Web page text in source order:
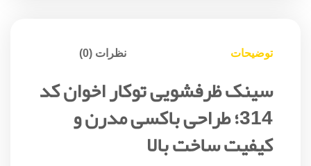
توضیحات نظرات (0)
سینک ظرفشویی توکار اخوان کد
314؛ طراحی باکسی مدرن و
کیفیت ساخت بالا